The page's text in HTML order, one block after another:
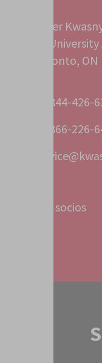
Peter
40
Toronto,
+1 844-426-
+1 866-226-
Filiales y socios